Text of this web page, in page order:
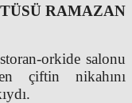
RAMAZAN
orkide salonu
çiftin nikahını